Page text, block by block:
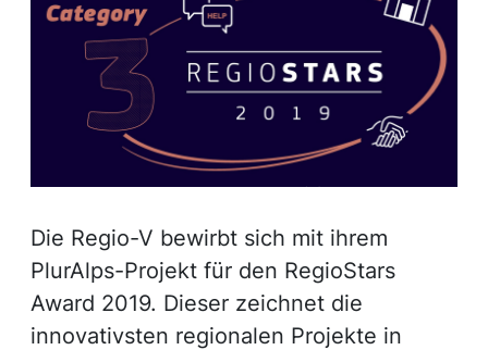
Die Regio-V bewirbt sich mit ihrem
PlurAlps-Projekt für den RegioStars
Award 2019. Dieser zeichnet die
innovativsten regionalen Projekte in